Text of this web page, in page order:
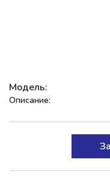
Модель:
Описание: